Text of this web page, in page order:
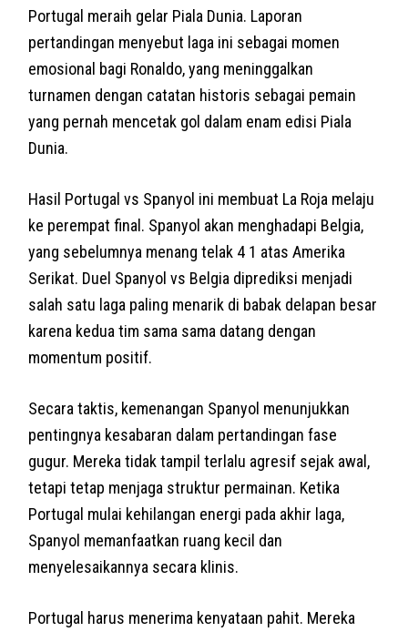
Portugal meraih gelar Piala Dunia. Laporan
pertandingan menyebut laga ini sebagai momen
emosional bagi Ronaldo, yang meninggalkan
turnamen dengan catatan historis sebagai pemain
yang pernah mencetak gol dalam enam edisi Piala
Dunia.
Hasil Portugal vs Spanyol ini membuat La Roja melaju
ke perempat final. Spanyol akan menghadapi Belgia,
yang sebelumnya menang telak 4 1 atas Amerika
Serikat. Duel Spanyol vs Belgia diprediksi menjadi
salah satu laga paling menarik di babak delapan besar
karena kedua tim sama sama datang dengan
momentum positif.
Secara taktis, kemenangan Spanyol menunjukkan
pentingnya kesabaran dalam pertandingan fase
gugur. Mereka tidak tampil terlalu agresif sejak awal,
tetapi tetap menjaga struktur permainan. Ketika
Portugal mulai kehilangan energi pada akhir laga,
Spanyol memanfaatkan ruang kecil dan
menyelesaikannya secara klinis.
Portugal harus menerima kenyataan pahit. Mereka